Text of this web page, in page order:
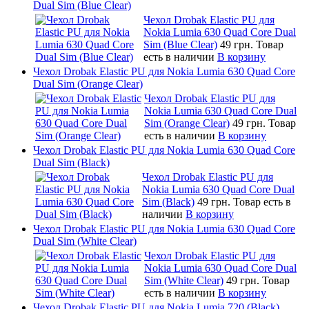
Dual Sim (Blue Clear)
Чехол Drobak Elastic PU для
Nokia Lumia 630 Quad Core Dual
Sim (Blue Clear) 49 грн. Товар
есть в наличии В корзину
Чехол Drobak Elastic PU для Nokia Lumia 630 Quad Core
Dual Sim (Orange Clear)
Чехол Drobak Elastic PU для
Nokia Lumia 630 Quad Core Dual
Sim (Orange Clear) 49 грн. Товар
есть в наличии В корзину
Чехол Drobak Elastic PU для Nokia Lumia 630 Quad Core
Dual Sim (Black)
Чехол Drobak Elastic PU для
Nokia Lumia 630 Quad Core Dual
Sim (Black) 49 грн. Товар есть в
наличии В корзину
Чехол Drobak Elastic PU для Nokia Lumia 630 Quad Core
Dual Sim (White Clear)
Чехол Drobak Elastic PU для
Nokia Lumia 630 Quad Core Dual
Sim (White Clear) 49 грн. Товар
есть в наличии В корзину